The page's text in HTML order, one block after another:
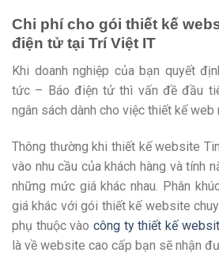
Chi phí cho gói thiết kế
điện tử tại Trí Việt IT
Khi doanh nghiệp của bạn quyết
tức – Báo điện tử thì vấn đề đầu
ngân sách dành cho việc thiết kế web
Thông thường khi thiết kế website
vào nhu cầu của khách hàng và tính
những mức giá khác nhau. Phân
giá khác với gói thiết kế website
phụ thuộc vào công ty thiết kế
là về website cao cấp bạn sẽ nhận